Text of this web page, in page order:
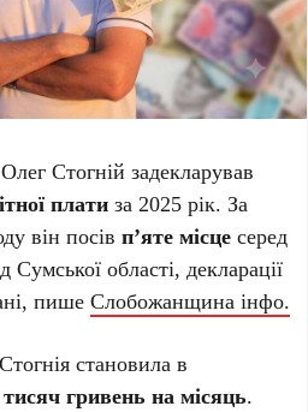
Олег Стогній задекларував
плати за 2025 рік. За
він посівп’яте місце серед
Сумської області, декларації
пишеСлобожанщина інфо.
становила в
гривень на місяць.